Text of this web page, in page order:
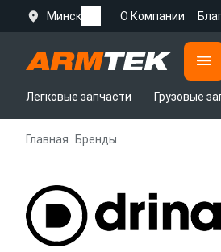
Минск О Компании
Легковые запчасти
Грузовые
Главная Бренды